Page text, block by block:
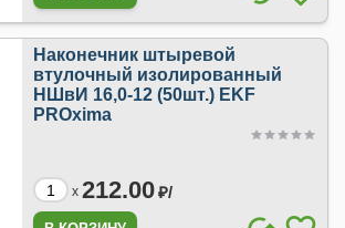
Наконечник штыревой
втулочный изолированный
НШвИ 16,0-12 (50шт.) EKF
PROxima
x 212.00₽/